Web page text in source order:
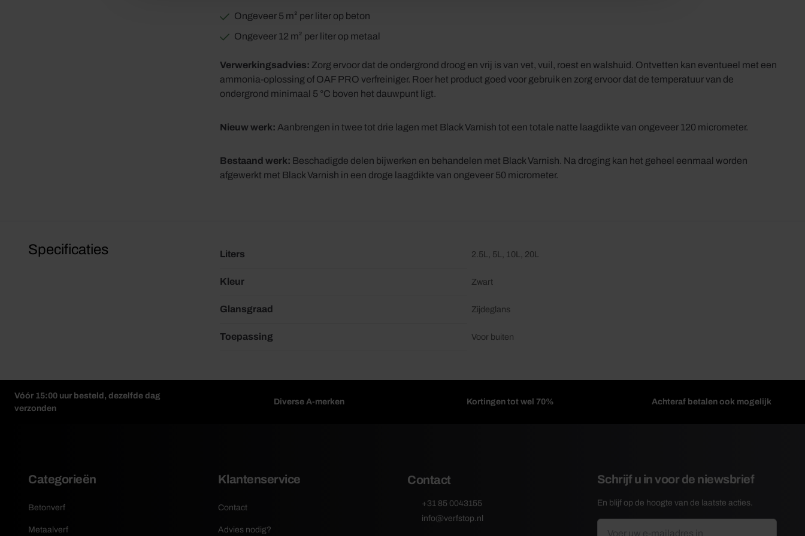
Ongeveer 5 m² per liter op beton
Ongeveer 12 m² per liter op metaal
Verwerkingsadvies: Zorg ervoor dat de ondergrond droog en vrij is van vet, vuil, roest en walshuid. Ontvetten kan eventueel met een
ammonia-oplossing of OAF PRO verfreiniger. Roer het product goed voor gebruik en zorg ervoor dat de temperatuur van de
ondergrond minimaal 5 °C boven het dauwpunt ligt.
Nieuw werk: Aanbrengen in twee tot drie lagen met Black Varnish tot een totale natte laagdikte van ongeveer 120 micrometer.
Bestaand werk: Beschadigde delen bijwerken en behandelen met Black Varnish. Na droging kan het geheel eenmaal worden
afgewerkt met Black Varnish in een droge laagdikte van ongeveer 50 micrometer.
Specificaties Liters 2.5L, 5L, 10L, 20L
Kleur Zwart
Glansgraad Zijdeglans
Toepassing Voor buiten
Vóór 15:00 uur besteld, dezelfde dag
verzonden
Diverse A-merken Kortingen tot wel 70% Achteraf betalen ook mogelijk
Categorieën
Betonverf
Metaalverf
Klantenservice
Contact
Advies nodig?
Contact
+31 85 0043155
info@verfstop.nl
Schrijf u in voor de niewsbrief
En blijf op de hoogte van de laatste acties.